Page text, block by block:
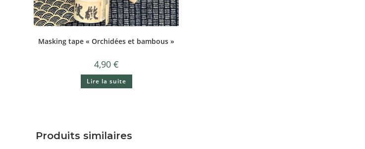
Masking tape « Orchidées et bambous »
4,90 €
Lire la suite
Produits similaires